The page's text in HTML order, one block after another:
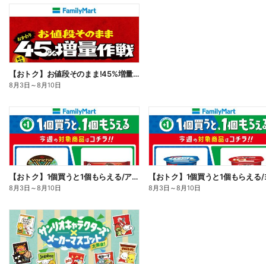
【おトク】お値段そのまま!45%増量作戦!
8月3日 ～8月10日
【おトク】1個買うと1個もらえる/アイス
8月3日 ～8月10日 8月3日 ～8月10日